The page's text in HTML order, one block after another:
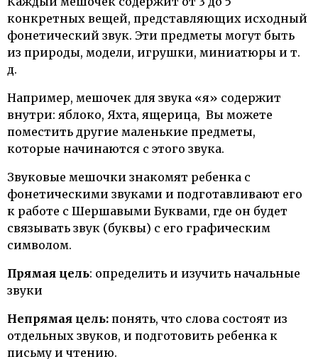
конкретных вещей, представляющих исходный
фонетический звук. Эти предметы могут быть
из природы, модели, игрушки, миниатюры и т.
д.
Например, мешочек для звука «я» содержит
внутри: яблоко, Яхта, ящерица, Вы можете
поместить другие маленькие предметы,
которые начинаются с этого звука.
Звуковые мешочки знакомят ребенка с
фонетическими звуками и подготавливают его
к работе с Шершавыми Буквами, где он будет
связывать звук (буквы) с его графическим
символом.
Прямая цель: определить и изучить начальные
звуки
Непрямая цель: понять, что слова состоят из
отдельных звуков, и подготовить ребенка к
письму и чтению.